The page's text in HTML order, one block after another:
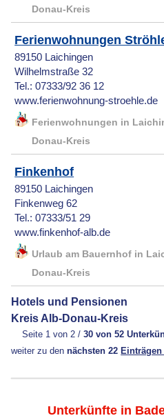
Donau-Kreis
Ferienwohnungen
89150 Laichingen
Wilhelmstraße 32
Tel.: 07333/92 36 12
www.ferienwohnung-stroehle.de
Ferienwohnungen in
Donau-Kreis
Finkenhof
89150 Laichingen
Finkenweg 62
Tel.: 07333/51 29
www.finkenhof-alb.de
Urlaub am Bauernhof in
Donau-Kreis
Hotels und Pensionen
Kreis Alb-Donau-Kreis
Seite 1 von 2 /30 von 52
weiter zu dennächsten 22
Unterkünfte in